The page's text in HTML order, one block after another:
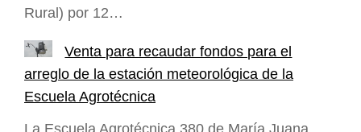
Rural) por 12…
Venta para recaudar fondos para el
arreglo de la estación meteorológica de la
Escuela Agrotécnica